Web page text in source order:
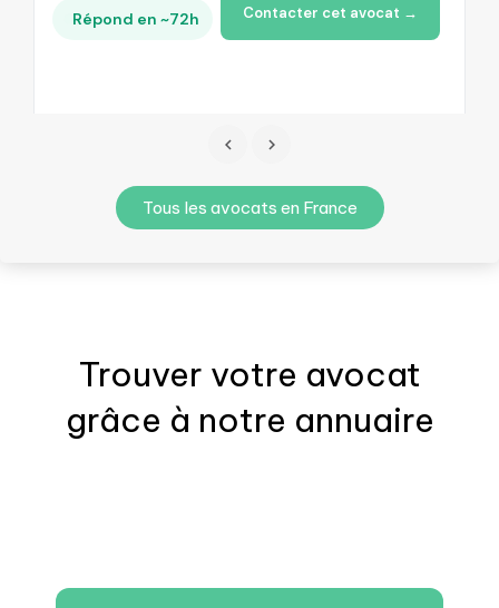
Répond en ~72h Contacter cet avocat →
Tous les avocats en France
Trouver votre avocat
grâce à notre annuaire